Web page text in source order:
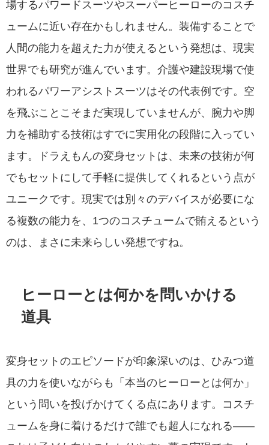
場するパワードスーツやスーパーヒーローのコスチ
ュームに近い存在かもしれません。装備することで
人間の能力を超えた力が使えるという発想は、現実
世界でも研究が進んでいます。介護や建設現場で使
われるパワーアシストスーツはその代表例です。空
を飛ぶことこそまだ実現していませんが、腕力や脚
力を補助する技術はすでに実用化の段階に入ってい
ます。ドラえもんの変身セットは、未来の技術が何
でもセットにして手軽に提供してくれるという点が
ユニークです。現実では別々のデバイスが必要にな
る複数の能力を、1つのコスチュームで賄えるという
のは、まさに未来らしい発想ですね。
ヒーローとは何かを問いかける
道具
変身セットのエピソードが印象深いのは、ひみつ道
具の力を使いながらも「本当のヒーローとは何か」
という問いを投げかけてくる点にあります。コスチ
ュームを身に着けるだけで誰でも超人になれる——